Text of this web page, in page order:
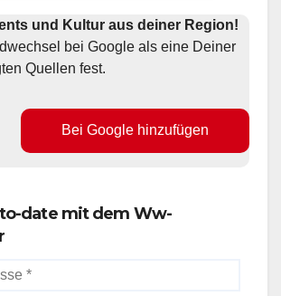
und Kultur aus deiner Region!
bei Google als eine Deiner
Quellen fest.
Bei Google hinzufügen
date mit dem Ww-